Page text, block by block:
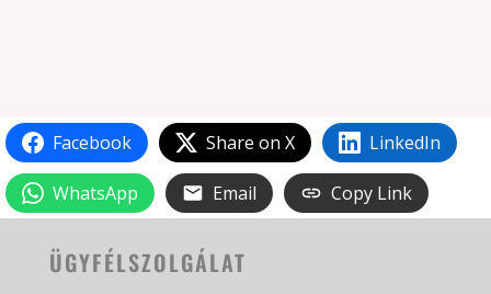
Facebook Share on X LinkedIn
WhatsApp Email Copy Link
ÜGYFÉLSZOLGÁLAT